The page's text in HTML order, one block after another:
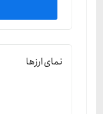
نمای ارزها